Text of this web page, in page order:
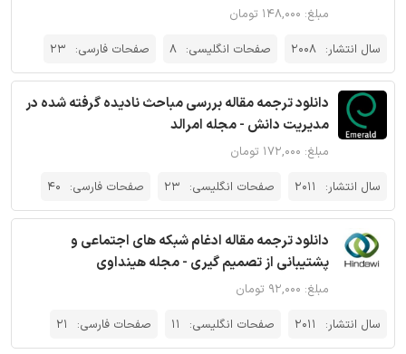
مبلغ: ۱۴۸,۰۰۰ تومان
سال انتشار: 2008 صفحات انگلیسی: 8 صفحات فارسی: 23
دانلود ترجمه مقاله بررسی مباحث نادیده گرفته شده در
مدیریت دانش - مجله امرالد
مبلغ: ۱۷۲,۰۰۰ تومان
سال انتشار:
2011 صفحات انگلیسی: 23 صفحات فارسی: 40
دانلود ترجمه مقاله ادغام شبکه های اجتماعی و
پشتیبانی از تصمیم گیری - مجله هینداوی
مبلغ: ۹۲,۰۰۰ تومان
سال انتشار:
2011 صفحات انگلیسی: 11 صفحات فارسی: 21